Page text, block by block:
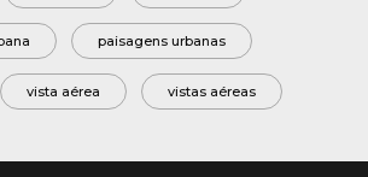
paisagens urbanas
vista aérea vistas aéreas